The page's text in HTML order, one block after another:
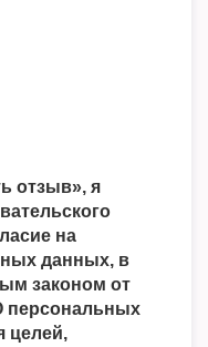
отзыв», я
на
данных, в
законом от
персональных
целей,